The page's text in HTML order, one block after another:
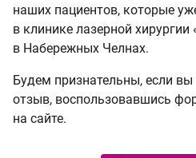
наших пациентов, которые
в клинике лазерной хирургии
в Набережных Челнах.
Будем признательны, если
отзыв, воспользовавшись
на сайте.